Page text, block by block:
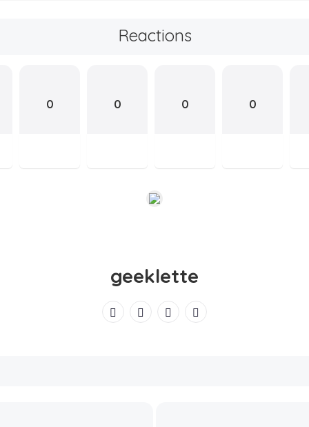
Reactions
0 0 0 0
geeklette